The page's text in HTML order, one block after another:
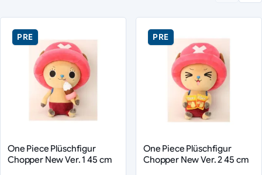
PRE
One Piece Plüschfigur
Chopper New Ver. 1 45 cm
PRE
One Piece Plüschfigur
Chopper New Ver. 2 45 cm